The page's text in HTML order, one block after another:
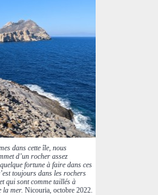
dans cette île, nous
d’un rocher assez
fortune à faire dans ces
toujours dans les rochers
qui sont comme taillés à
la mer. Nicouria, octobre 2022.